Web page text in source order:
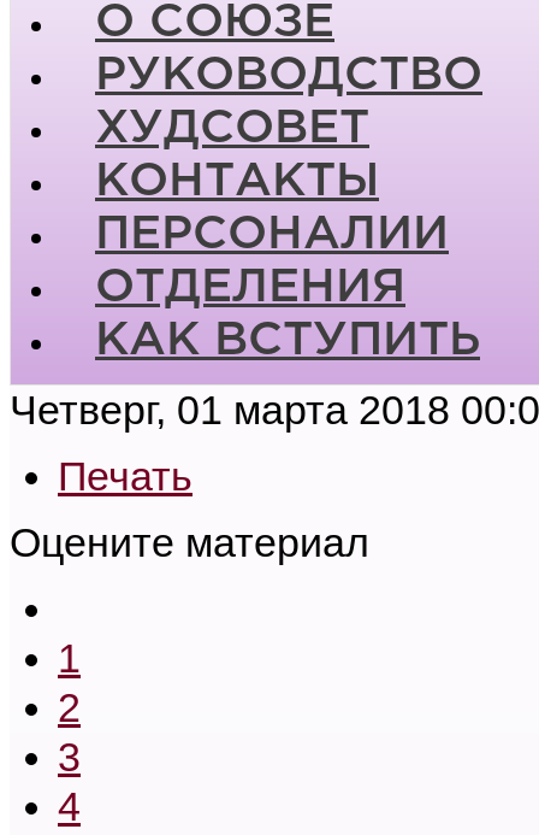
О СОЮЗЕ
РУКОВОДСТВО
ХУДСОВЕТ
КОНТАКТЫ
ПЕРСОНАЛИИ
ОТДЕЛЕНИЯ
КАК ВСТУПИТЬ
Четверг, 01 марта 2018
Печать
Оцените материал
1
2
3
4